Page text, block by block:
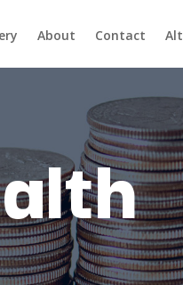
About Contact